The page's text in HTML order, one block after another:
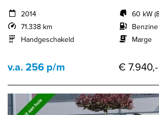
2014
71.338 km
Handgeschakeld
60 kW
Benzine
Marge
v.a. 256 p/m € 7.940,-